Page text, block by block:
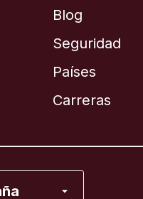
Blog
Seguridad
Países
Carreras